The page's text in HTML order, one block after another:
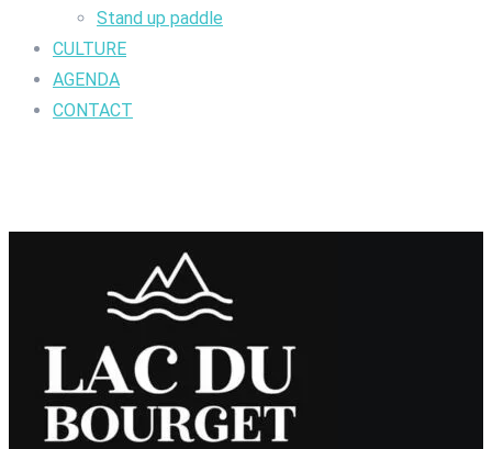
Stand up paddle
CULTURE
AGENDA
CONTACT